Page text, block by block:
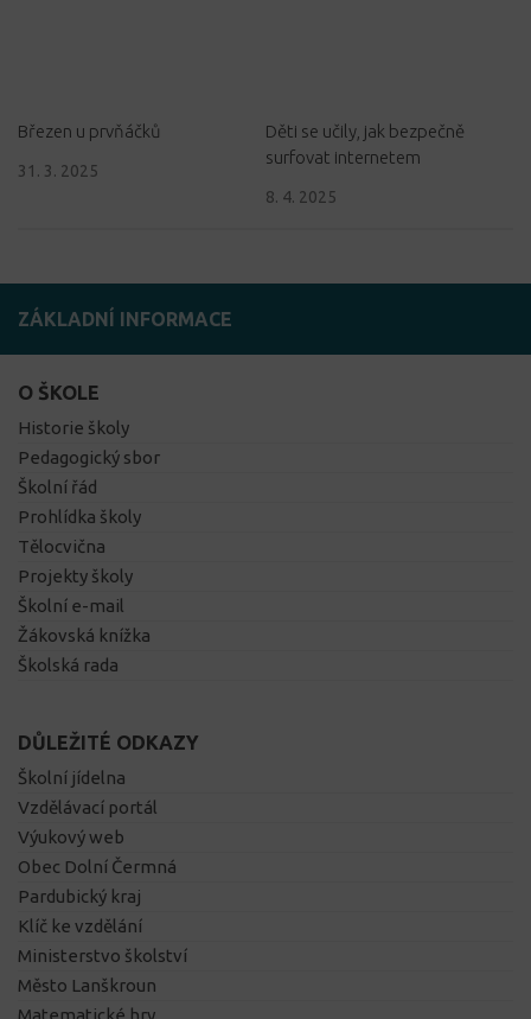
Březen u prvňáčků
31. 3. 2025
Děti se učily, jak bezpečně
surfovat internetem
8. 4. 2025
ZÁKLADNÍ INFORMACE
O ŠKOLE
Historie školy
Pedagogický sbor
Školní řád
Prohlídka školy
Tělocvična
Projekty školy
Školní e-mail
Žákovská knížka
Školská rada
DŮLEŽITÉ ODKAZY
Školní jídelna
Vzdělávací portál
Výukový web
Obec Dolní Čermná
Pardubický kraj
Klíč ke vzdělání
Ministerstvo školství
Město Lanškroun
Matematické hry